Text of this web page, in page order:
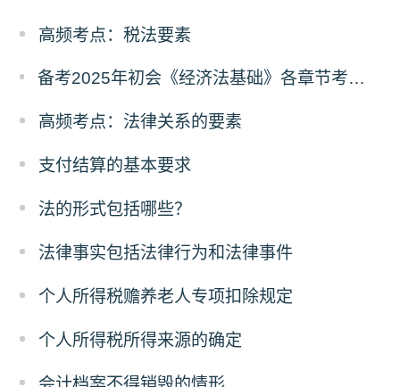
高频考点：税法要素
备考2025年初会《经济法基础》各章节考试地位要提前了解
高频考点：法律关系的要素
支付结算的基本要求
法的形式包括哪些？
法律事实包括法律行为和法律事件
个人所得税赡养老人专项扣除规定
个人所得税所得来源的确定